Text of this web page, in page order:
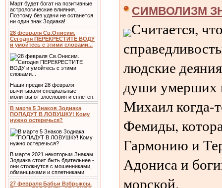
Март будет богат на позитивные
астрологические влияния.
Поэтому без удачи не останется
ни один знак Зодиака!
28 февраля Св.Онисим.
Сегодня ПЕРЕКРЕСТИТЕ ВОДУ
и умойтесь с этими словами...
Наши предки 28 февраля
вычитывали специальные
молитвы от злословия и сплетен.
В марте 5 Знаков Зодиака
ПОПАДУТ В ЛОВУШКУ! Кому
нужно остеречься?
В марте 2021 некоторым Знакам
Зодиака стоит быть бдительнее -
они столкнутся с мошенниками,
обманщиками и сплетниками.
27 февраля Бабьи Взбрыксы.
СИМВОЛИЗМ
Считается,
людские
души умерших
Михаил когда-
Фемиды,
Гармонию и
Адониса и
морской.